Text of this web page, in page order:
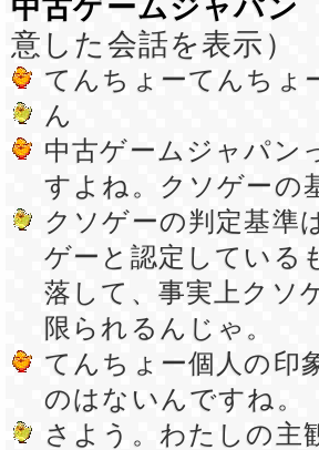
中古ゲームジャパ
意した会話を表示）
てんちょーてんちょ
ん
中古ゲームジャパン
すよね。クソゲーの
クソゲーの判定基準
ゲーと認定している
落して、事実上クソ
限られるんじゃ。
てんちょー個人の印
のはないんですね。
さよう。わたしの主